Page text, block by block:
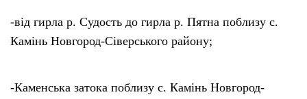
-від гирла р. Судость до гирла р. Пятна поблизу с.
Камінь Новгород-Сіверського району;
-Каменська затока поблизу с. Камінь Новгород-